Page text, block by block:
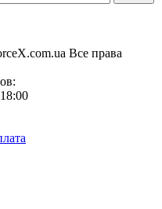
Все права